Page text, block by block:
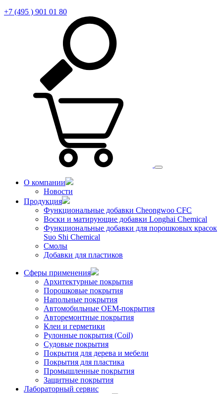
+7 (495 ) 901 01 80
О компании
Новости
Продукция
Функциональные добавки Cheongwoo СFC
Воски и матирующие добавки Longhai Chemical
Функциональные добавки для порошковых красок
Suo Shi Chemical
Смолы
Добавки для пластиков
Сферы применения
Архитектурные покрытия
Порошковые покрытия
Напольные покрытия
Автомобильные ОЕМ-покрытия
Авторемонтные покрытия
Клеи и герметики
Рулонные покрытия (Coil)
Судовые покрытия
Покрытия для дерева и мебели
Покрытия для пластика
Промышленные покрытия
Защитные покрытия
Лабораторный сервис